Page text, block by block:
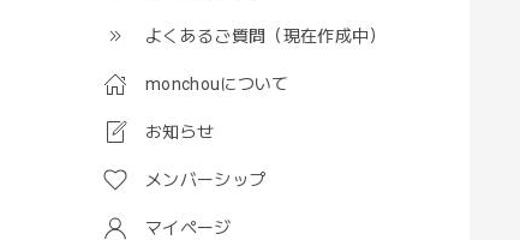
よくあるご質問（現在作成中）
monchouについて
お知らせ
メンバーシップ
マイページ